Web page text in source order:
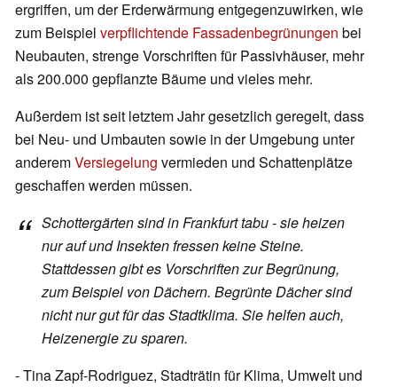
ergriffen, um der Erderwärmung entgegenzuwirken, wie
zum Beispiel verpflichtende Fassadenbegrünungen bei
Neubauten, strenge Vorschriften für Passivhäuser, mehr
als 200.000 gepflanzte Bäume und vieles mehr.
Außerdem ist seit letztem Jahr gesetzlich geregelt, dass
bei Neu- und Umbauten sowie in der Umgebung unter
anderemVersiegelung vermieden und Schattenplätze
geschaffen werden müssen.
Schottergärten sind in Frankfurt tabu - sie heizen
nur auf und Insekten fressen keine Steine.
Stattdessen gibt es Vorschriften zur Begrünung,
zum Beispiel von Dächern. Begrünte Dächer sind
nicht nur gut für das Stadtklima. Sie helfen auch,
Heizenergie zu sparen.
- Tina Zapf-Rodriguez, Stadträtin für Klima, Umwelt und